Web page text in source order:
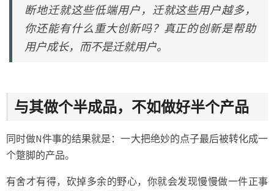
断地迁就这些低端用户，迁就这些用户越多，
你还能有什么重大创新吗？真正的创新是帮助
用户成长，而不是迁就用户。
与其做个半成品，不如做好半个产品
同时做N件事的结果就是：一大把绝妙的点子最后被转化成一
个蹩脚的产品。
有舍才有得，砍掉多余的野心，你就会发现慢慢做一件正事